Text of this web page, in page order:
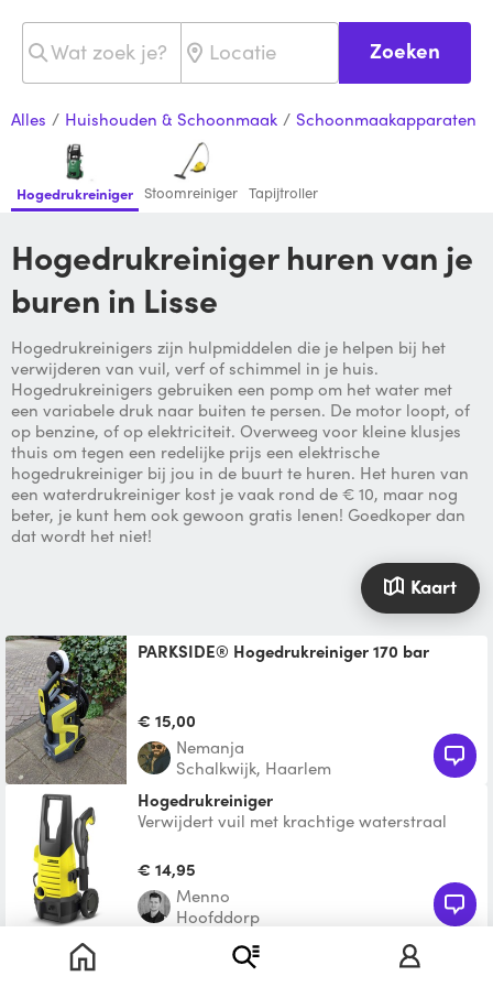
Zoeken
Alles / Huishouden & Schoonmaak / Schoonmaakapparaten
Hogedrukreiniger Stoomreiniger Tapijtroller
Hogedrukreiniger huren van je
buren in Lisse
Hogedrukreinigers zijn hulpmiddelen die je helpen bij het
verwijderen van vuil, verf of schimmel in je huis.
Hogedrukreinigers gebruiken een pomp om het water met
een variabele druk naar buiten te persen. De motor loopt, of
op benzine, of op elektriciteit. Overweeg voor kleine klusjes
thuis om tegen een redelijke prijs een elektrische
hogedrukreiniger bij jou in de buurt te huren. Het huren van
een waterdrukreiniger kost je vaak rond de € 10, maar nog
beter, je kunt hem ook gewoon gratis lenen! Goedkoper dan
dat wordt het niet!
Kaart
PARKSIDE® Hogedrukreiniger 170 bar
€ 15,00
Nemanja
Schalkwijk, Haarlem
hogedrukreiniger
Verwijdert vuil met krachtige waterstraal
minder waterverbr
€ 14,95
Menno
Hoofddorp
Hogedrukreiniger
Kranzle hogedruk reiniger Semi